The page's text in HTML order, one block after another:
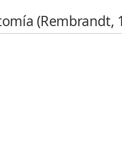
(Rembrandt,